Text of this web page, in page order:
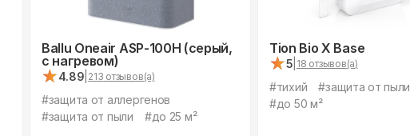
Ballu Oneair ASP-100H (серый,
с нагревом)
★
★4.89 213 отзывов(а)
#защита от аллергенов
#защита от пыли #до 25 м²
Tion Bio X Base
★
★5 18 отзывов(а)
#тихий #защита от пыли
#до 50 м²